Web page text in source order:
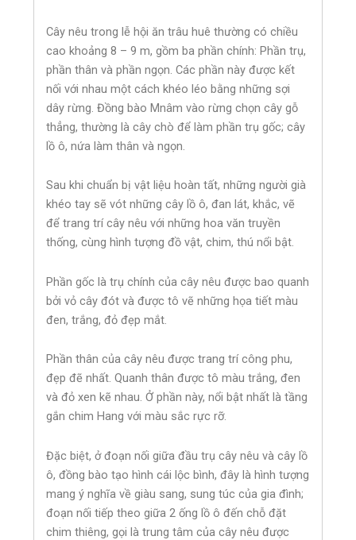
Cây nêu trong lễ hội ăn trâu huê thường có chiều
cao khoảng 8 – 9 m, gồm ba phần chính: Phần trụ,
phần thân và phần ngọn. Các phần này được kết
nối với nhau một cách khéo léo bằng những sợi
dây rừng. Đồng bào Mnâm vào rừng chọn cây gỗ
thẳng, thường là cây chò để làm phần trụ gốc; cây
lồ ô, nứa làm thân và ngọn.
Sau khi chuẩn bị vật liệu hoàn tất, những người già
khéo tay sẽ vót những cây lồ ô, đan lát, khắc, vẽ
để trang trí cây nêu với những hoa văn truyền
thống, cùng hình tượng đồ vật, chim, thú nổi bật.
Phần gốc là trụ chính của cây nêu được bao quanh
bởi vỏ cây đót và được tô vẽ những họa tiết màu
đen, trắng, đỏ đẹp mắt.
Phần thân của cây nêu được trang trí công phu,
đẹp đẽ nhất. Quanh thân được tô màu trắng, đen
và đỏ xen kẽ nhau. Ở phần này, nổi bật nhất là tầng
gắn chim Hang với màu sắc rực rỡ.
Đặc biệt, ở đoạn nối giữa đầu trụ cây nêu và cây lồ
ô, đồng bào tạo hình cái lộc bình, đây là hình tượng
mang ý nghĩa về giàu sang, sung túc của gia đình;
đoạn nối tiếp theo giữa 2 ống lồ ô đến chỗ đặt
chim thiêng, gọi là trung tâm của cây nêu được